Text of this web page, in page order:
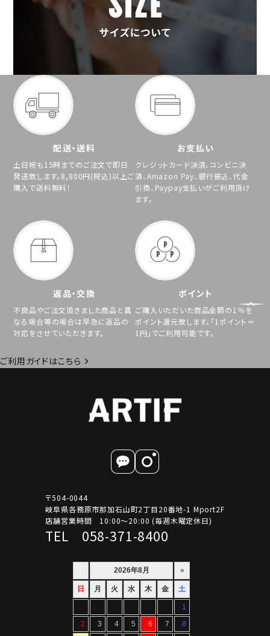
配送・送料
土日祝も15時までのご注文で即日
発送致します。8,800円(税込)以上ご
購入で送料無料！
お支払い
クレジットカード決済、コンビニ決
済、Amazon Pay、銀行振込、代金
引換、Paypay支払いがご利用頂け
ます。
返品・交換
不良品やご注文頂きました商品と異
なる場合等の場合は早急に返品の
対応をさせていただきます。
ポイント
ご購入いただいた商品金額の1％を
ポイント還元致します。「1ポイント＝
1円」でご利用可能です。
ご利用ガイドはこちら
〒504-0044
岐阜県各務原市那加石山町2丁目20番地-1 Mport2F
店舗営業時間 10:00～20:00 (毎週木曜定休日)
TEL 058-371-8400